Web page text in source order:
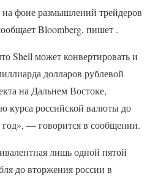
на фоне размышлений трейдеров
Bloomberg, пишет .
Shell может конвертировать и
долларов рублевой
на Дальнем Востоке,
курса российской валюты до
год», — говорится в сообщении.
лишь одной пятой
до вторжения россии в